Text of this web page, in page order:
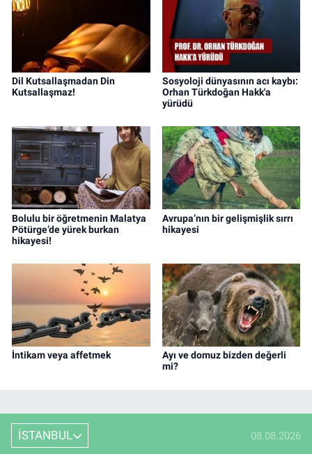
Dil Kutsallaşmadan Din
Kutsallaşmaz!
Sosyoloji dünyasının acı kaybı:
Orhan Türkdoğan Hakk'a
yürüdü
Bolulu bir öğretmenin Malatya
Pötürge’de yürek burkan
hikayesi!
Avrupa’nın bir gelişmişlik sırrı
hikayesi
İntikam veya affetmek
Ayı ve domuz bizden değerli
mi?
İSTANBUL 08.08.2026